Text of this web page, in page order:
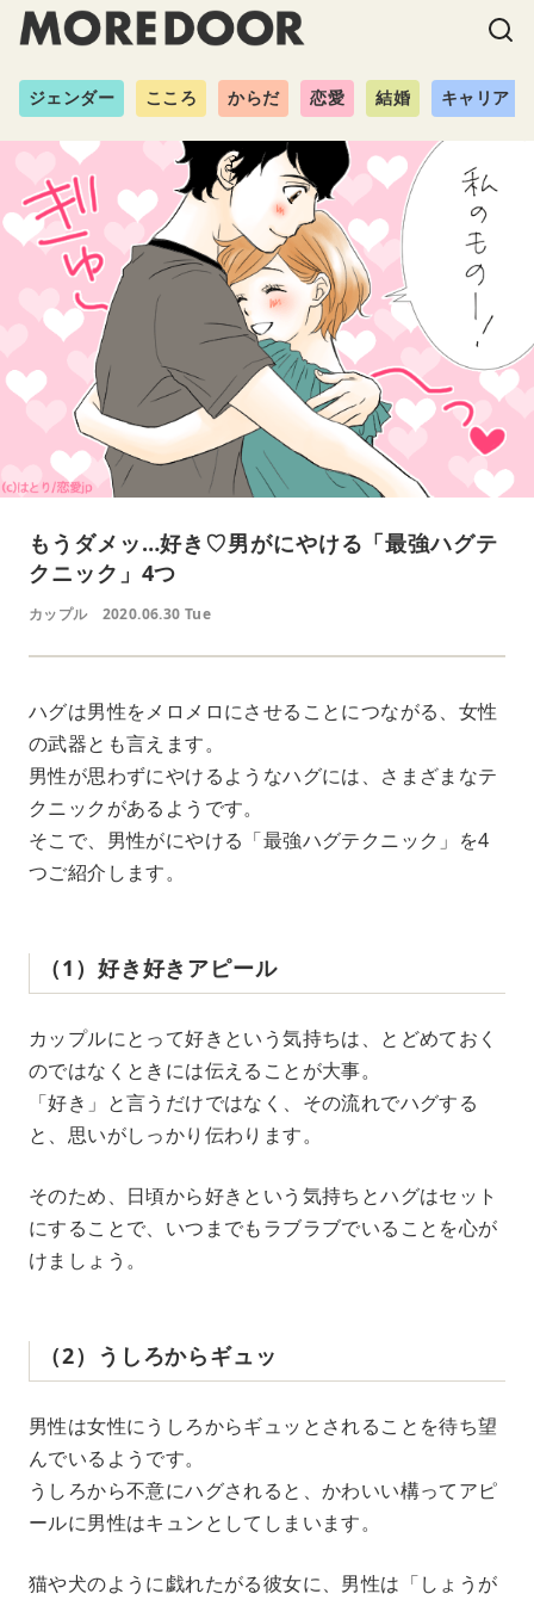
ジェンダー こころ からだ 恋愛 結婚 キャリア
もうダメッ…好き♡男がにやける「最強ハグテ
クニック」4つ
カップル 2020.06.30 Tue
ハグは男性をメロメロにさせることにつながる、女性
の武器とも言えます。
男性が思わずにやけるようなハグには、さまざまなテ
クニックがあるようです。
そこで、男性がにやける「最強ハグテクニック」を4
つご紹介します。
（1）好き好きアピール
カップルにとって好きという気持ちは、とどめておく
のではなくときには伝えることが大事。
「好き」と言うだけではなく、その流れでハグする
と、思いがしっかり伝わります。
そのため、日頃から好きという気持ちとハグはセット
にすることで、いつまでもラブラブでいることを心が
けましょう。
（2）うしろからギュッ
男性は女性にうしろからギュッとされることを待ち望
んでいるようです。
うしろから不意にハグされると、かわいい構ってアピ
ールに男性はキュンとしてしまいます。
猫や犬のように戯れたがる彼女に、男性は「しょうが